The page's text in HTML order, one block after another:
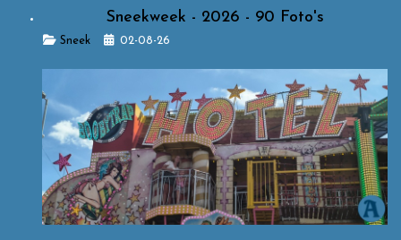
Sneekweek - 2026 - 90 Foto's
Details
Sneek 02-08-26